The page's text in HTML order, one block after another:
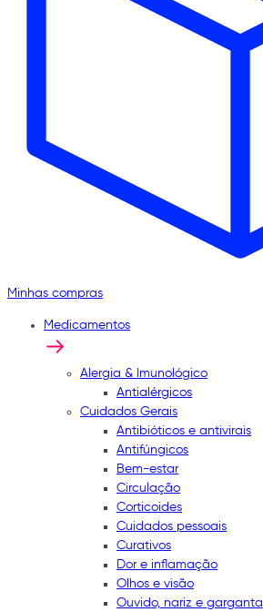
Minhas compras
Medicamentos
Alergia & Imunológico
Antialérgicos
Cuidados Gerais
Antibióticos e antivirais
Antifúngicos
Bem-estar
Circulação
Corticoides
Cuidados pessoais
Curativos
Dor e inflamação
Olhos e visão
Ouvido, nariz e garganta